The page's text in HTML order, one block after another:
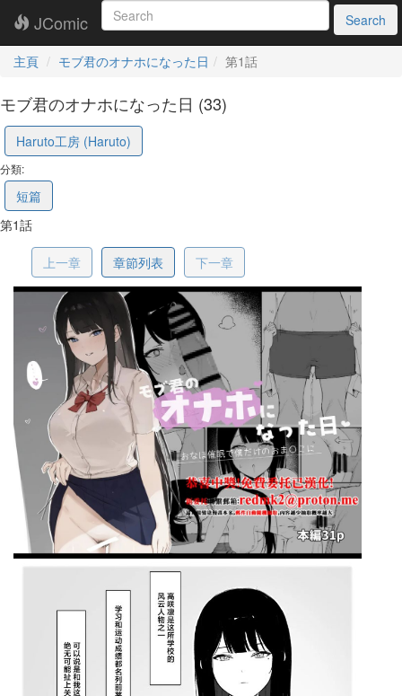
JComic Search
主頁 モブ君のオナホになった日 第1話
モブ君のオナホになった日 (33)
Haruto工房 (Haruto)
分類:
短篇
第1話
上一章 章節列表 下一章